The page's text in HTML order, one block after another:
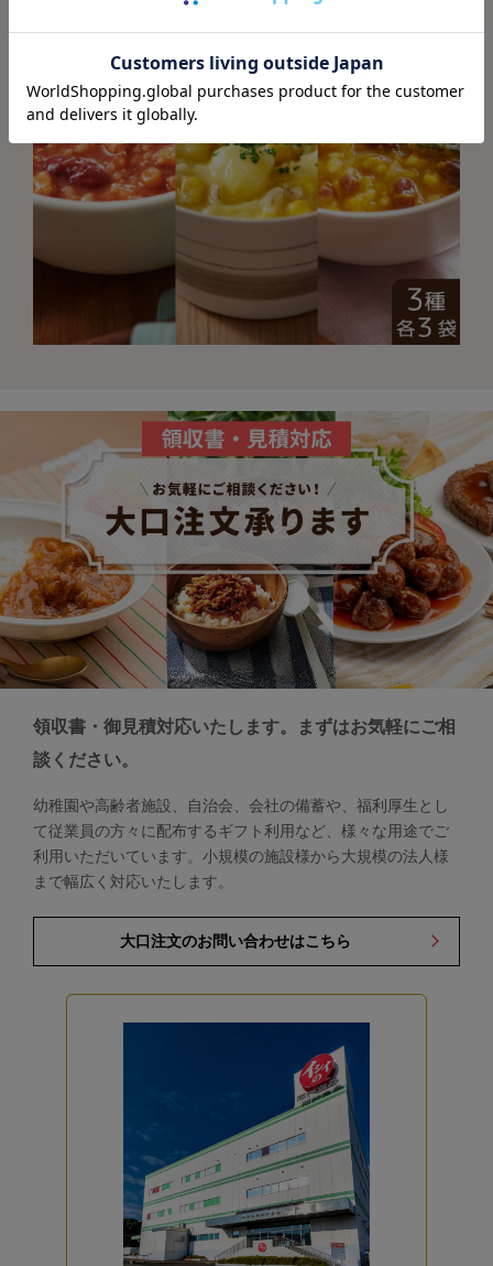
領収書・御見積対応いたします。まずはお気軽にご相
談ください。
幼稚園や高齢者施設、自治会、会社の備蓄や、福利厚生とし
て従業員の方々に配布するギフト利用など、様々な用途でご
利用いただいています。小規模の施設様から大規模の法人様
まで幅広く対応いたします。
大口注文のお問い合わせはこちら